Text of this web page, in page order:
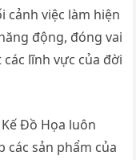
cảnh việc làm hiện
động, đóng vai
lĩnh vực của đời
Đồ Họa luôn
các sản phẩm của